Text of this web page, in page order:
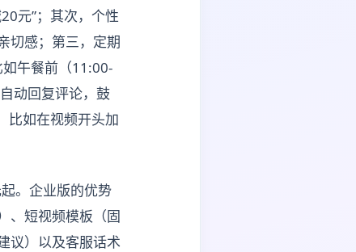
元”；其次，个性
切感；第三，定期
午餐前（11:00-
动回复评论，鼓
比如在视频开头加
。企业版的优势
、短视频模板（固
议）以及客服话术